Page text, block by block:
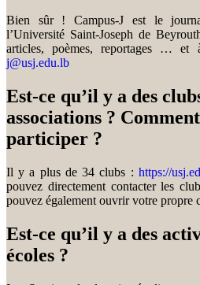
Bien sûr ! Campus-J est le
l’Université Saint-Joseph de
articles, poèmes, reportages …
j@usj.edu.lb
Est-ce qu’il y a des
associations ?
participer ?
Il y a plus de 34 clubs : https://
pouvez directement contacter les
pouvez également ouvrir votre propre
Est-ce qu’il y a des
écoles ?